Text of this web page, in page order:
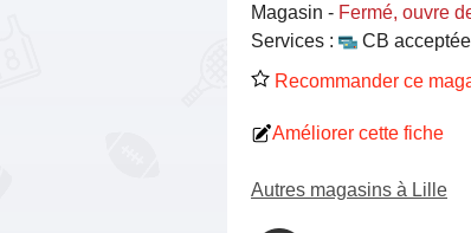
Magasin - Fermé, ouvre
Services :
CB acceptée
Recommander ce
Améliorer cette fiche
Autres magasins à Lille